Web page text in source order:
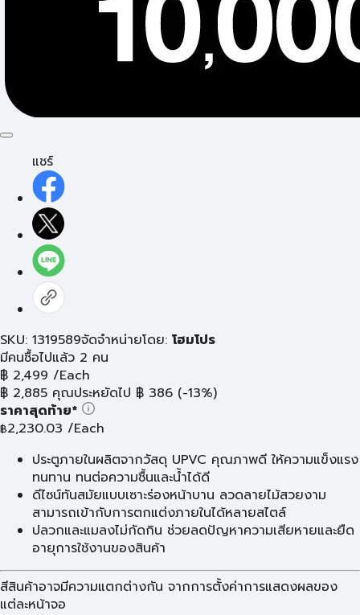
แชร์
SKU: 1319589จัดจำหน่ายโดย: โฮมโปร
มีคนซื้อไปแล้ว 2 คน
฿ 2,499 /Each
฿ 2,885 คุณประหยัดไป ฿ 386 (-13%)
ราคาสุดท้าย*
฿2,230.03 /Each
ประตูภายในผลิตจากวัสดุ UPVC คุณภาพดี ให้ความแข็งแรง
ทนทาน ทนต่อความชื้นและน้ำได้ดี
ดีไซน์ทันสมัยแบบเซาะร่องหน้าบาน ลวดลายไม้สวยงาม
สามารถเข้ากับการตกแต่งภายในได้หลายสไตล์
ปลวกและแมลงไม่กัดกิน ช่วยลดปัญหาความเสียหายและยืด
อายุการใช้งานของสินค้า
สีสินค้าอาจมีความแตกต่างกัน จากการตั้งค่าการแสดงผลของ
แต่ละหน้าจอ